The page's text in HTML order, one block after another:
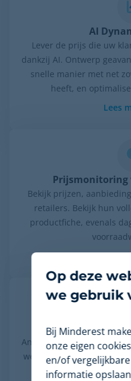
AI
Lever de prijs die uw
dankzij AI. Ontwerp
snelle manier met net
heeft, en
Lees
Prijsmonitoring
Bekijk prijzen,
retailers. Bekijk hun
productfiche, evenals
Lees
AI
Analyseer het
welke merken of
portfolio, alsmede
Op deze
we gebruik
Bij Minderest
onze eigen
en/of
informatie